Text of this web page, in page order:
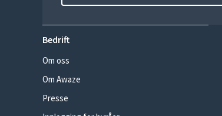
Bedrift
Om oss
Om Awaze
Presse